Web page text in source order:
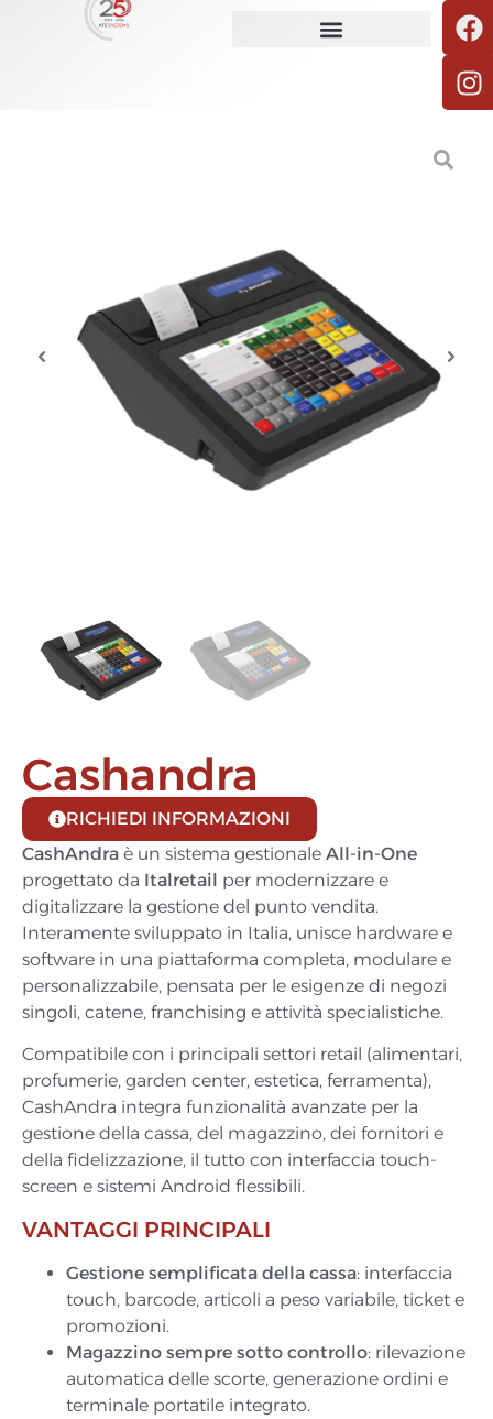
Cashandra
RICHIEDI INFORMAZIONI
CashAndra è un sistema gestionale All-in-One
progettato da Italretail per modernizzare e
digitalizzare la gestione del punto vendita.
Interamente sviluppato in Italia, unisce hardware e
software in una piattaforma completa, modulare e
personalizzabile, pensata per le esigenze di negozi
singoli, catene, franchising e attività specialistiche.
Compatibile con i principali settori retail (alimentari,
profumerie, garden center, estetica, ferramenta),
CashAndra integra funzionalità avanzate per la
gestione della cassa, del magazzino, dei fornitori e
della fidelizzazione, il tutto con interfaccia touch-
screen e sistemi Android flessibili.
VANTAGGI PRINCIPALI
Gestione semplificata della cassa: interfaccia
touch, barcode, articoli a peso variabile, ticket e
promozioni.
Magazzino sempre sotto controllo: rilevazione
automatica delle scorte, generazione ordini e
terminale portatile integrato.